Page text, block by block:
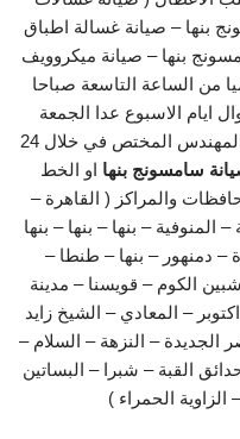
بنها – صيانة غسالة اطباق
بنها – صيانة ميكروويف
من الساعة التاسعة صباحا
ايام الاسبوع عدا الجمعة
والعطلات الرسمية فقط اتصل يصلك المهندس المختص في خلال 24
سامسونج بنها او الخط
والمراكز ( القاهرة –
المنوفية – بنها – بنها – بنها
– دمنهور – بنها – طنطا –
الكوم – قويسنا – مدينة
نصر – الرحاب – مدينتي – حلوان – 6 اكتوبر – المعادي – الشيخ زايد
– النزهة – السلام –
القبة – شبرا – البساتين
الحمراء )